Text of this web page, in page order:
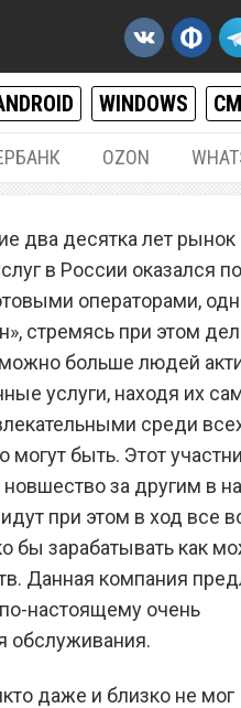
WINDOWS
OZON
услугу,
должны
два десятка лет рынок
в России оказался
операторами,
стремясь при этом
больше людей
услуги, находя их
среди
могут быть. Этот
новшество за другим в
при этом в ход все
бы зарабатывать как
Данная компания
настоящему очень
обслуживания.
даже и близко не мог